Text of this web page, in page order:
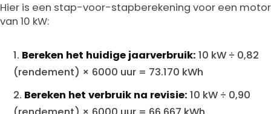
Hier is een stap-voor-stapberekening voor een motor
van 10 kW:
Bereken het huidige jaarverbruik: 10 kW ÷ 0,82
(rendement) × 6000 uur = 73.170 kWh
Bereken het verbruik na revisie: 10 kW ÷ 0,90